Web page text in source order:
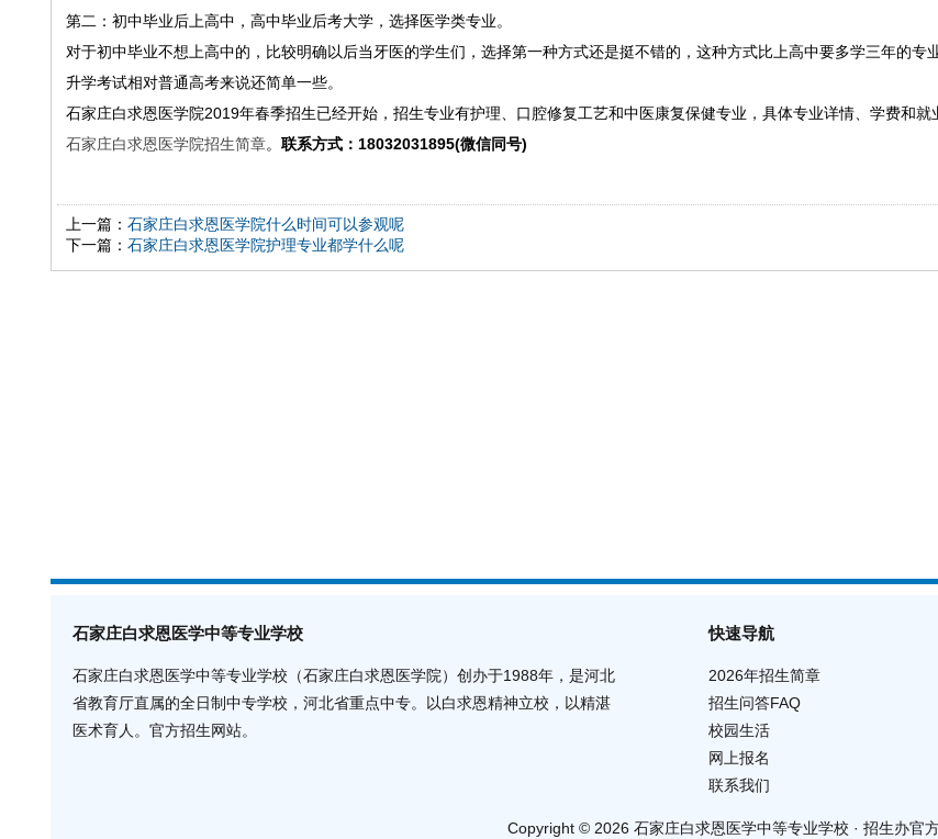
第二：初中毕业后上高中，高中毕业后考大学，选择医学类专业。
对于初中毕业不想上高中的，比较明确以后当牙医的学生们，选择第一种方式还是挺不错的，这种方式比上高中要多学三年的专
升学考试相对普通高考来说还简单一些。
石家庄白求恩医学院2019年春季招生已经开始，招生专业有护理、口腔修复工艺和中医康复保健专业，具体专业详情、学费和就
石家庄白求恩医学院招生简章。 联系方式：18032031895(微信同号)
上一篇： 石家庄白求恩医学院什么时间可以参观呢
下一篇： 石家庄白求恩医学院护理专业都学什么呢
石家庄白求恩医学中等专业学校
石家庄白求恩医学中等专业学校（石家庄白求恩医学院）创办于1988年，是河北
省教育厅直属的全日制中专学校，河北省重点中专。以白求恩精神立校，以精湛
医术育人。官方招生网站。
快速导航
2026年招生简章
招生问答FAQ
校园生活
网上报名
联系我们
Copyright © 2026 石家庄白求恩医学中等专业学校 · 招生办官